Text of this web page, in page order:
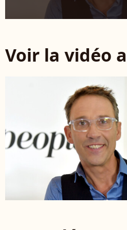
Voir la vidéo